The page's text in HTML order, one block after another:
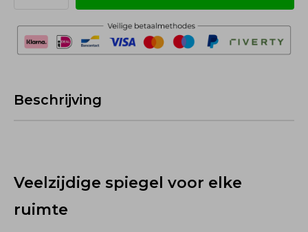
Beschrijving
Veelzijdige spiegel voor elke
ruimte